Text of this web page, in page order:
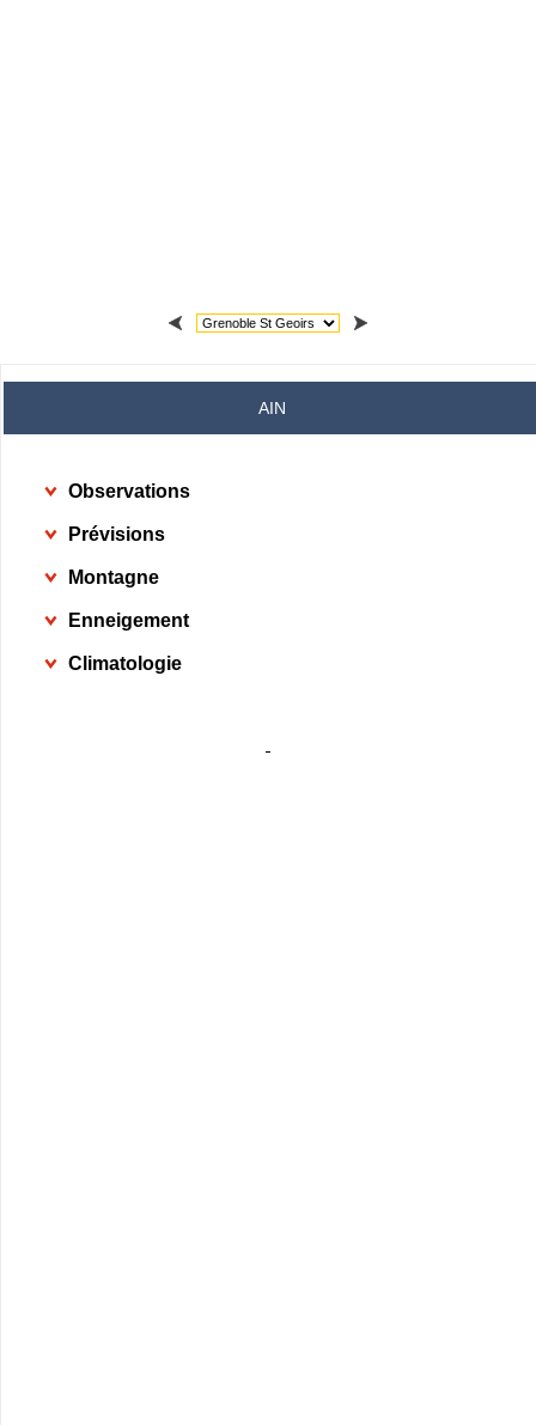
AIN
Observations
Prévisions
Montagne
Enneigement
Climatologie